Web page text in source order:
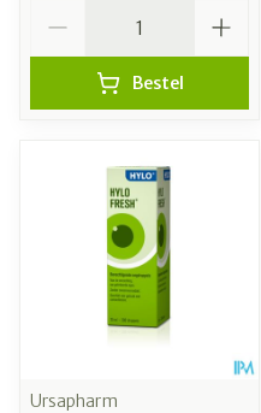
Bestel
Ursapharm